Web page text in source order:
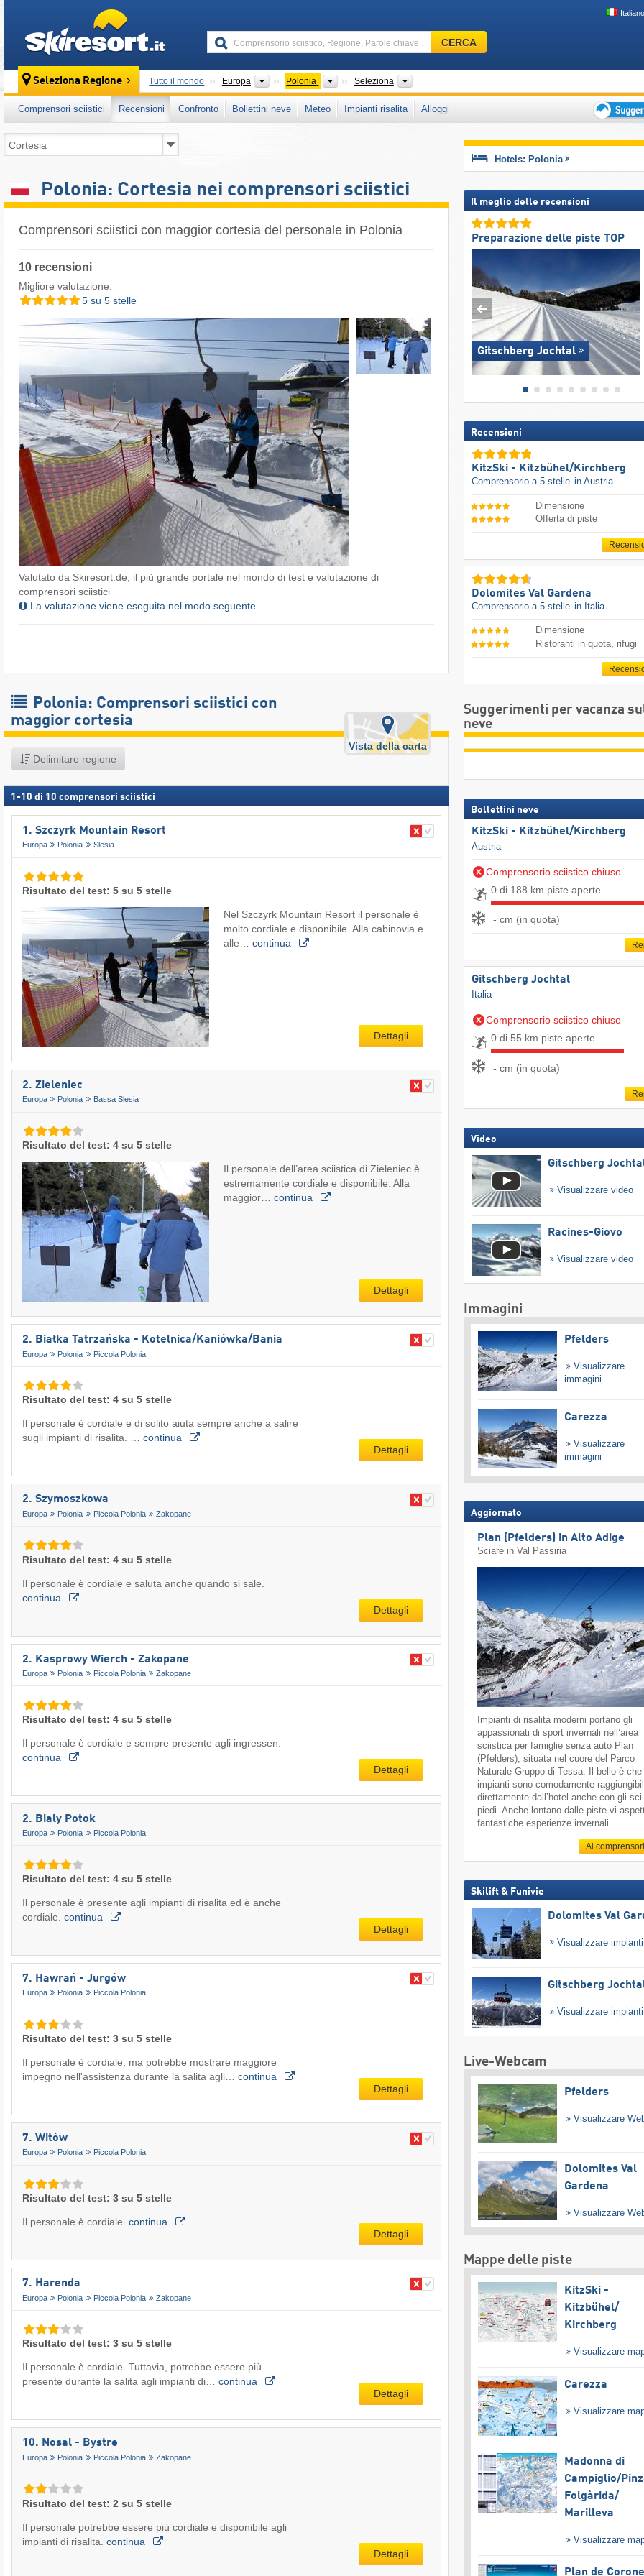
Italiano
Comprensorio
sciistico,
chiave
…
CERCA
Seleziona Regione Tutto il mondo Europa Continenti
Polonia PaesiSeleziona Province (Wojewòdtzwa), Zone, Regione Turistica,
Comprensori sciistici Recensioni Confronto Bollettini neve Meteo Impianti risalita
Alloggi
per
Polonia: Cortesia nei comprensori sciistici
Comprensori sciistici con maggior cortesia del personale in Polonia
10 recensioni
Migliore valutazione:
5 su 5 stelle
Valutato da Skiresort.de, il più grande portale nel mondo di test e valutazione di
comprensori sciistici
La valutazione viene eseguita nel modo seguente
Polonia: Comprensori sciistici con
maggior cortesia
Delimitare regione
Vista della carta
1 -10 di 10 comprensori sciistici
1. Szczyrk Mountain Resort
Europa Polonia Slesia
Risultato del test: 5 su 5 stelle
Nel Szczyrk Mountain Resort il personale è
molto cordiale e disponibile. Alla cabinovia e
alle… continua
Dettagli
2. Zieleniec
Europa Polonia Bassa Slesia
Risultato del test: 4 su 5 stelle
Il personale dell’area sciistica di Zieleniec è
estremamente cordiale e disponibile. Alla
maggior… continua
Dettagli
2. Białka Tatrzańska - Kotelnica/​Kaniówka/​Bania
Europa Polonia Piccola Polonia
Risultato del test: 4 su 5 stelle
Il personale è cordiale e di solito aiuta sempre anche a salire
sugli impianti di risalita. … continua
Dettagli
2. Szymoszkowa
Europa Polonia Piccola Polonia Zakopane
Risultato del test: 4 su 5 stelle
Il personale è cordiale e saluta anche quando si sale.
continua
Dettagli
2. Kasprowy Wierch - Zakopane
Europa Polonia Piccola Polonia Zakopane
Risultato del test: 4 su 5 stelle
Il personale è cordiale e sempre presente agli ingressen.
continua
Dettagli
2. Bialy Potok
Europa Polonia Piccola Polonia
Risultato del test: 4 su 5 stelle
Il personale è presente agli impianti di risalita ed è anche
cordiale. continua
Dettagli
7. Hawrań - Jurgów
Europa Polonia Piccola Polonia
Risultato del test: 3 su 5 stelle
Il personale è cordiale, ma potrebbe mostrare maggiore
impegno nell'assistenza durante la salita agli… continua
Dettagli
7. Witów
Europa Polonia Piccola Polonia
Risultato del test: 3 su 5 stelle
Il personale è cordiale. continua
Dettagli
7. Harenda
Europa Polonia Piccola Polonia Zakopane
Risultato del test: 3 su 5 stelle
Il personale è cordiale. Tuttavia, potrebbe essere più
presente durante la salita agli impianti di… continua
Dettagli
10. Nosal - Bystre
Europa Polonia Piccola Polonia Zakopane
Risultato del test: 2 su 5 stelle
Il personale potrebbe essere più cordiale e disponibile agli
impianti di risalita. continua
Dettagli
Hotels: Polonia
Il meglio delle recensioni
Preparazione delle piste TOP
Gitschberg Jochtal
Recensioni
KitzSki - Kitzbühel/​Kirchberg
Comprensorio a 5 stelle in Austria
Dimensione
Offerta di piste
Dolomites Val Gardena
Comprensorio a 5 stelle in Italia
Dimensione
Ristoranti in quota, rifugi
Suggerimenti per vacanza
neve
Bollettini neve
KitzSki - Kitzbühel/​Kirchberg
Austria
Comprensorio sciistico chiuso
0 di 188 km piste aperte
- cm (in quota)
Gitschberg Jochtal
Italia
Comprensorio sciistico chiuso
0 di 55 km piste aperte
- cm (in quota)
Video
Gitschberg
Visualizzare video
Racines-Giovo
Visualizzare video
Immagini
Pfelders
Visualizzare
immagini
Carezza
Visualizzare
immagini
Aggiornato
Plan (Pfelders) in Alto Adige
Sciare in Val Passiria
Impianti di risalita moderni portano gli
appassionati di sport invernali nell’area
sciistica per famiglie senza auto Plan
(Pfelders), situata nel cuore del Parco
Naturale Gruppo di Tessa. Il bello è che
impianti sono comodamente
direttamente dall’hotel anche con gli sci
piedi. Anche lontano dalle piste vi
fantastiche esperienze invernali.
Al
Skilift & Funivie
Dolomites Val
Visualizzare
Gitschberg
Visualizzare
Live-Webcam
Pfelders
Visualizzare
Dolomites Val
Gardena
Visualizzare
Mappe delle piste
KitzSki -
Kitzbühel/​
Kirchberg
Visualizzare
Carezza
Visualizzare
Madonna di
Campiglio/​
Folgàrida/​
Marilleva
Visualizzare
Plan de